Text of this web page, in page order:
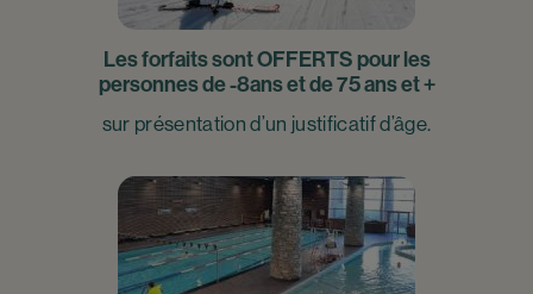
Les forfaits sont OFFERTS pour les
personnes de -8ans et de 75 ans et +
sur présentation d’un justificatif d’âge.